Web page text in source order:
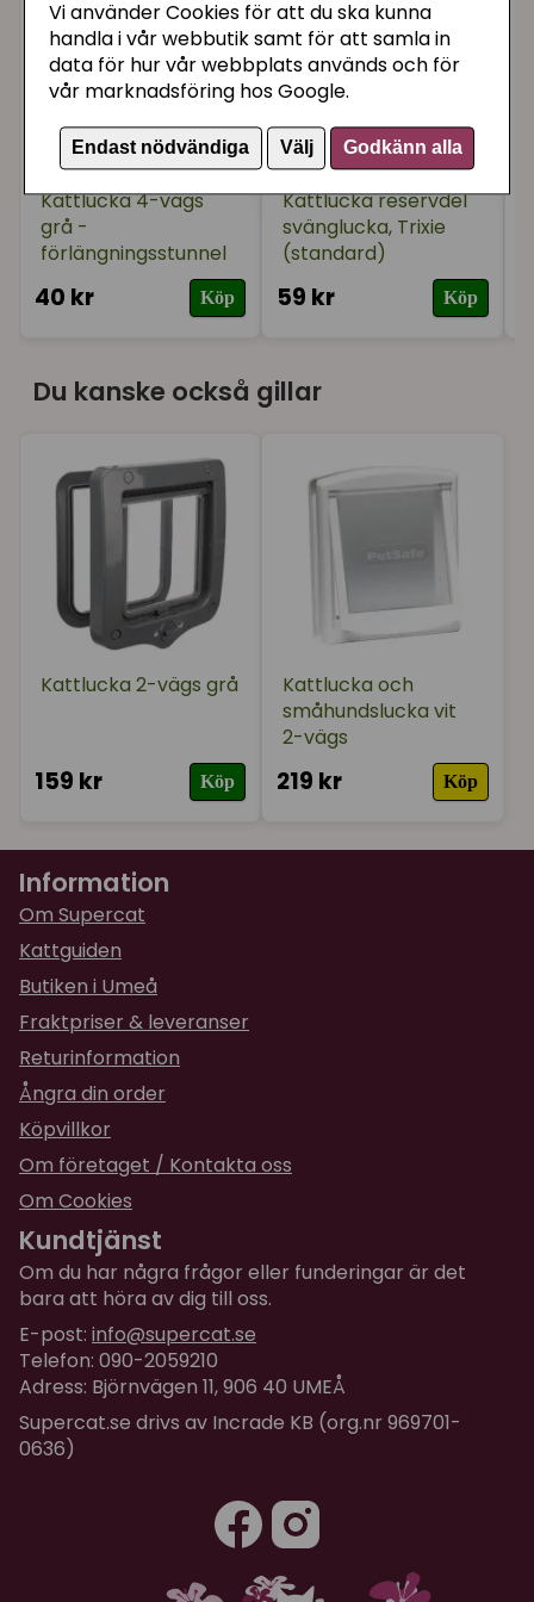
Vi använder Cookies för att du ska kunna
handla i vår webbutik samt för att samla in
data för hur vår webbplats används och för
vår marknadsföring hos Google.
Endast nödvändiga Välj Godkänn alla
Jessica
för 1 år sedan
★★★ ★
Som förväntat. Har däremot inte installerat den
ännu.
Kattlucka 4-vägs
grå -
förlängningsstunnel
40 kr Köp
Kattlucka reservdel
svänglucka, Trixie
(standard)
59 kr Köp
Du kanske också gillar
Kattlucka 2-vägs grå
159 kr Köp
Kattlucka och
småhundslucka vit
2-vägs
219 kr Köp
Information
Om Supercat
Kattguiden
Butiken i Umeå
Fraktpriser & leveranser
Returinformation
Ångra din order
Köpvillkor
Om företaget / Kontakta oss
Om Cookies
Kundtjänst
Om du har några frågor eller funderingar är det
bara att höra av dig till oss.
E-post: info@supercat.se
Telefon: 090-2059210
Adress: Björnvägen 11, 906 40 UMEÅ
Supercat.se drivs av Incrade KB (org.nr 969701-
0636)